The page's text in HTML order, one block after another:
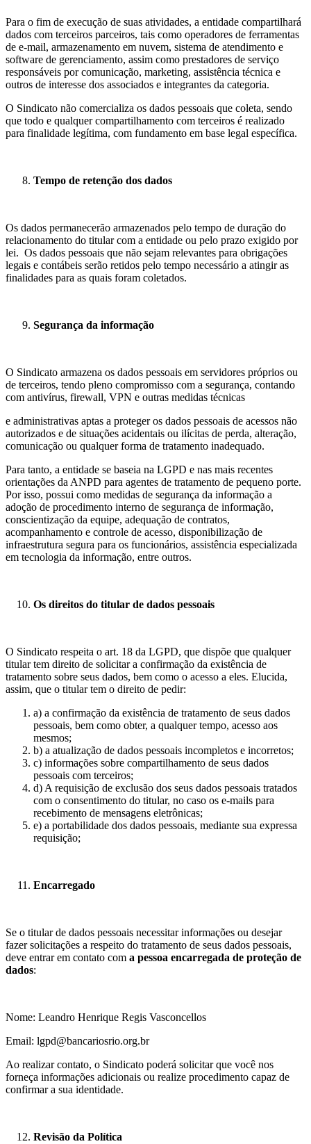
Para o fim de execução de suas atividades, a entidade compartilhará
dados com terceiros parceiros, tais como operadores de ferramentas
de e-mail, armazenamento em nuvem, sistema de atendimento e
software de gerenciamento, assim como prestadores de serviço
responsáveis por comunicação, marketing, assistência técnica e
outros de interesse dos associados e integrantes da categoria.
O Sindicato não comercializa os dados pessoais que coleta, sendo
que todo e qualquer compartilhamento com terceiros é realizado
para finalidade legítima, com fundamento em base legal específica.
Tempo de retenção dos dados
Os dados permanecerão armazenados pelo tempo de duração do
relacionamento do titular com a entidade ou pelo prazo exigido por
lei. Os ​​dados pessoais que não sejam relevantes para obrigações
legais e contábeis serão retidos pelo tempo necessário a atingir as
finalidades para as quais foram coletados.
Segurança da informação
O Sindicato armazena os dados pessoais em servidores próprios ou
de terceiros, tendo pleno compromisso com a segurança, contando
com antivírus, firewall, VPN e outras medidas técnicas
e administrativas aptas a proteger os dados pessoais de acessos não
autorizados e de situações acidentais ou ilícitas de perda, alteração,
comunicação ou qualquer forma de tratamento inadequado.
Para tanto, a entidade se baseia na LGPD e nas mais recentes
orientações da ANPD para agentes de tratamento de pequeno porte.
Por isso, possui como medidas de segurança da informação a
adoção de procedimento interno de segurança de informação,
conscientização da equipe, adequação de contratos,
acompanhamento e controle de acesso, disponibilização de
infraestrutura segura para os funcionários, assistência especializada
em tecnologia da informação, entre outros.
Os direitos do titular de dados pessoais
O Sindicato respeita o art. 18 da LGPD, que dispõe que qualquer
titular tem direito de solicitar a confirmação da existência de
tratamento sobre seus dados, bem como o acesso a eles. Elucida,
assim, que o titular tem o direito de pedir:
a) a confirmação da existência de tratamento de seus dados
pessoais, bem como obter, a qualquer tempo, acesso aos
mesmos;
b) a atualização de dados pessoais incompletos e incorretos;
c) informações sobre compartilhamento de seus dados
pessoais com terceiros;
d) A requisição de exclusão dos seus dados pessoais tratados
com o consentimento do titular, no caso os e-mails para
recebimento de mensagens eletrônicas;
e) a portabilidade dos dados pessoais, mediante sua expressa
requisição;
Encarregado
Se o titular de dados pessoais necessitar informações ou desejar
fazer solicitações a respeito do tratamento de seus dados pessoais,
deve entrar em contato com a pessoa encarregada de proteção de
dados:
Nome: Leandro Henrique Regis Vasconcellos
Email: lgpd@bancariosrio.org.br
Ao realizar contato, o Sindicato poderá solicitar que você nos
forneça informações adicionais ou realize procedimento capaz de
confirmar a sua identidade.
Revisão da Política